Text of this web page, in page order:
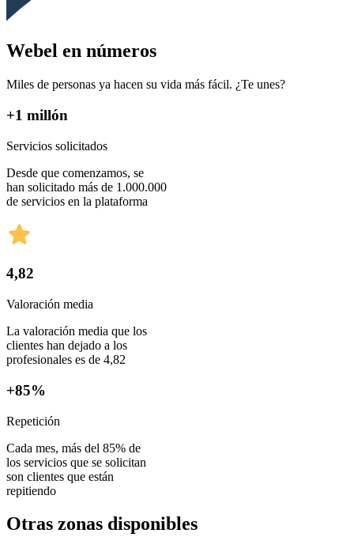
Webel en números
Miles de personas ya hacen su vida más fácil. ¿Te unes?
+1 millón
Servicios solicitados
Desde que comenzamos, se
han solicitado más de 1.000.000
de servicios en la plataforma
4,82
Valoración media
La valoración media que los
clientes han dejado a los
profesionales es de 4,82
+85%
Repetición
Cada mes, más del 85% de
los servicios que se solicitan
son clientes que están
repitiendo
Otras zonas disponibles